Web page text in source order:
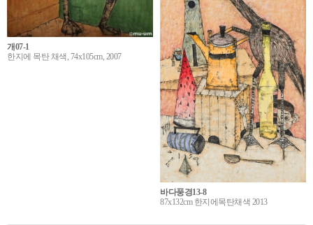
개07-1
한지에 목탄 채색, 74x105cm, 2007
바다풍경13-8
87x132cm 한지에목탄채색 2013